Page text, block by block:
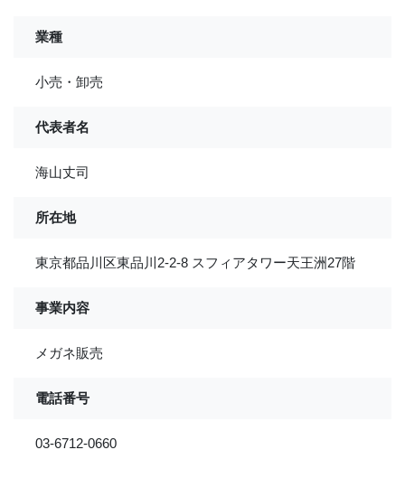
業種
小売・卸売
代表者名
海山丈司
所在地
東京都品川区東品川2-2-8 スフィアタワー天王洲27階
事業内容
メガネ販売
電話番号
03-6712-0660